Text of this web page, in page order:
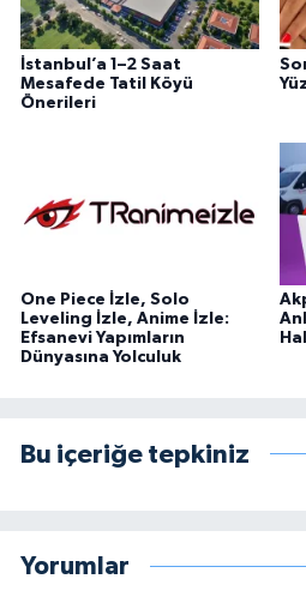
İstanbul’a 1–2 Saat
Mesafede Tatil Köyü
Önerileri
One Piece İzle, Solo
Leveling İzle, Anime İzle:
Efsanevi Yapımların
Dünyasına Yolculuk
Bu içeriğe tepkiniz
Yorumlar